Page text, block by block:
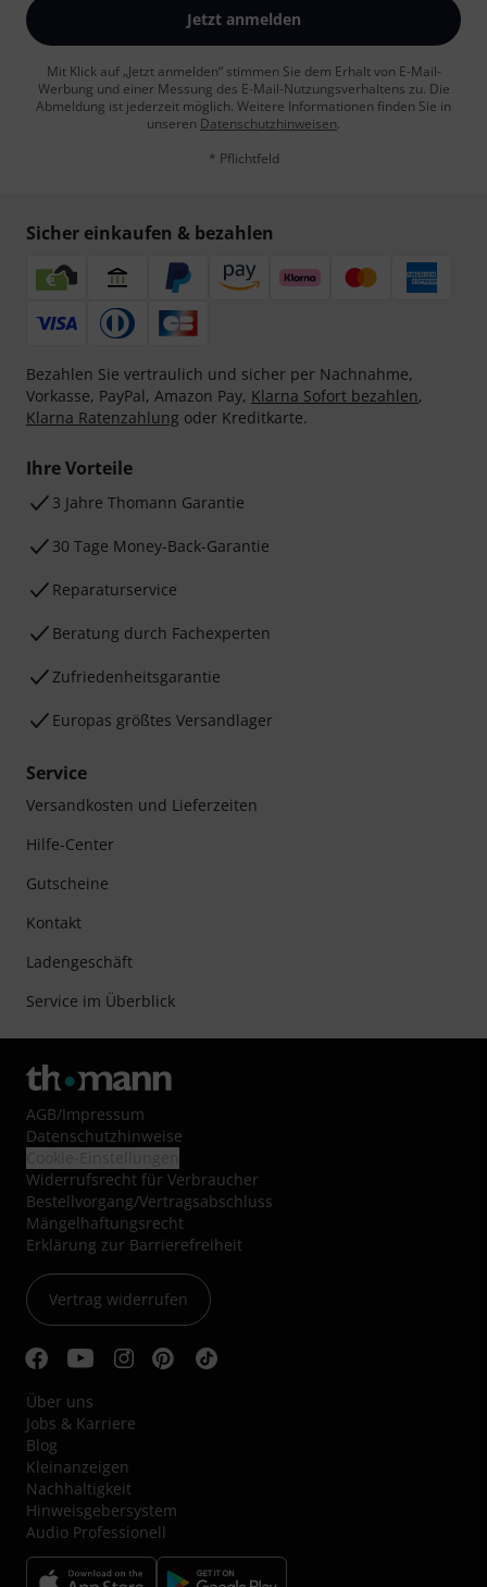
Jetzt anmelden
Mit Klick auf „Jetzt anmelden“ stimmen Sie dem Erhalt von E-Mail-
Werbung und einer Messung des E-Mail-Nutzungsverhaltens zu. Die
Abmeldung ist jederzeit möglich. Weitere Informationen finden Sie in
unseren Datenschutzhinweisen.
* Pflichtfeld
Sicher einkaufen & bezahlen
Bezahlen Sie vertraulich und sicher per Nachnahme,
Vorkasse, PayPal, Amazon Pay, Klarna Sofort bezahlen,
Klarna Ratenzahlung oder Kreditkarte.
Ihre Vorteile
3 Jahre Thomann Garantie
30 Tage Money-Back-Garantie
Reparaturservice
Beratung durch Fachexperten
Zufriedenheitsgarantie
Europas größtes Versandlager
Service
Versandkosten und Lieferzeiten
Hilfe-Center
Gutscheine
Kontakt
Ladengeschäft
Service im Überblick
AGB/Impressum
Datenschutzhinweise
Widerrufsrecht für Verbraucher
Bestellvorgang/Vertragsabschluss
Mängelhaftungsrecht
Erklärung zur Barrierefreiheit
Vertrag widerrufen
Über uns
Jobs & Karriere
Blog
Kleinanzeigen
Nachhaltigkeit
Hinweisgebersystem
Audio Professionell